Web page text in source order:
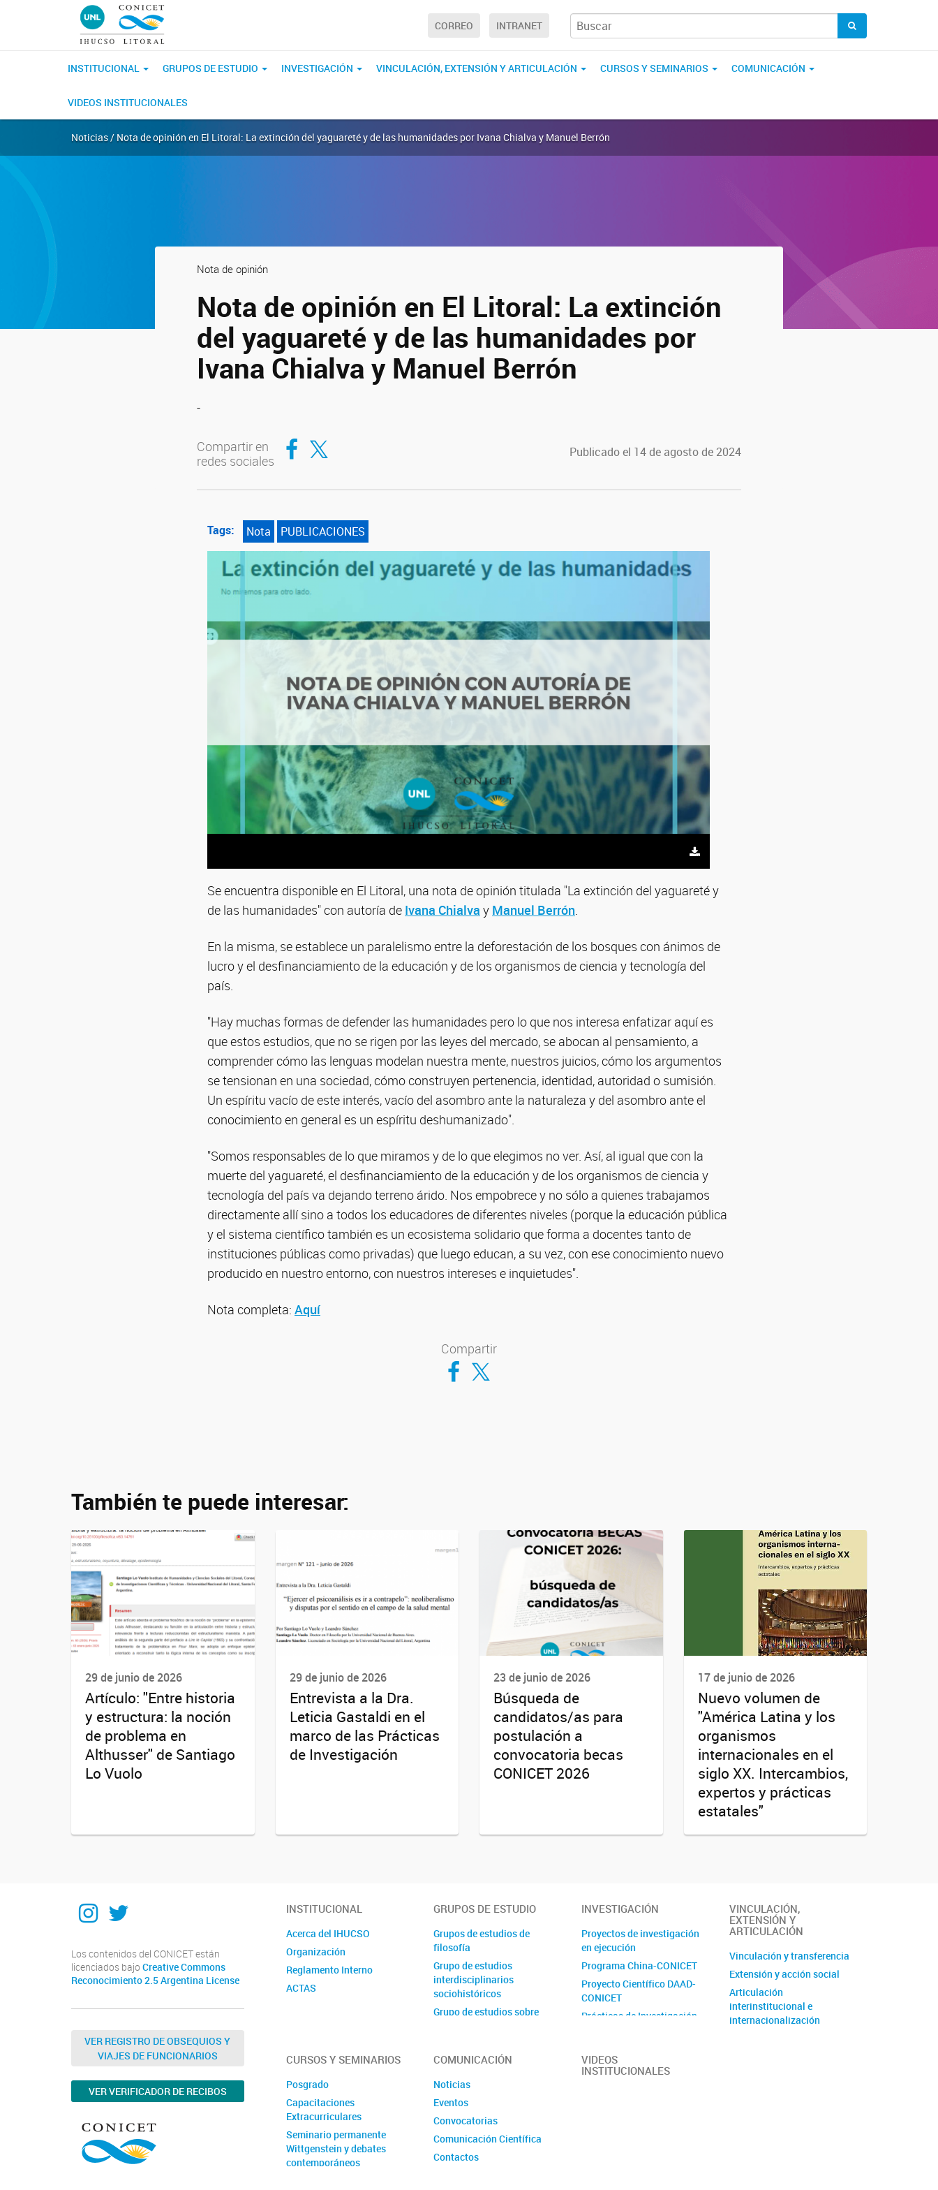
CORREO INTRANET
INSTITUCIONAL GRUPOS DE ESTUDIO INVESTIGACIÓN VINCULACIÓN, EXTENSIÓN Y ARTICULACIÓN CURSOS Y SEMINARIOS COMUNICACIÓN
VIDEOS INSTITUCIONALES
Noticias / Nota de opinión en El Litoral: La extinción del yaguareté y de las humanidades por Ivana Chialva y Manuel Berrón
Nota de opinión
Nota de opinión en El Litoral: La extinción
del yaguareté y de las humanidades por
Ivana Chialva y Manuel Berrón
-
Compartir en
redes sociales
Compartir en Facebook
Compartir en Twitter Publicado el 14 de agosto de 2024
Tags: Nota PUBLICACIONES
Se encuentra disponible en El Litoral, una nota de opinión titulada "La extinción del yaguareté y
de las humanidades" con autoría de Ivana Chialva y Manuel Berrón.
En la misma, se establece un paralelismo entre la deforestación de los bosques con ánimos de
lucro y el desfinanciamiento de la educación y de los organismos de ciencia y tecnología del
país.
"Hay muchas formas de defender las humanidades pero lo que nos interesa enfatizar aquí es
que estos estudios, que no se rigen por las leyes del mercado, se abocan al pensamiento, a
comprender cómo las lenguas modelan nuestra mente, nuestros juicios, cómo los argumentos
se tensionan en una sociedad, cómo construyen pertenencia, identidad, autoridad o sumisión.
Un espíritu vacío de este interés, vacío del asombro ante la naturaleza y del asombro ante el
conocimiento en general es un espíritu deshumanizado".
"Somos responsables de lo que miramos y de lo que elegimos no ver. Así, al igual que con la
muerte del yaguareté, el desfinanciamiento de la educación y de los organismos de ciencia y
tecnología del país va dejando terreno árido. Nos empobrece y no sólo a quienes trabajamos
directamente allí sino a todos los educadores de diferentes niveles (porque la educación pública
y el sistema científico también es un ecosistema solidario que forma a docentes tanto de
instituciones públicas como privadas) que luego educan, a su vez, con ese conocimiento nuevo
producido en nuestro entorno, con nuestros intereses e inquietudes".
Nota completa: Aquí
Compartir
Compartir en Facebook
Compartir en Twitter
También te puede interesar:
29 de junio de 2026
Artículo: "Entre historia
y estructura: la noción
de problema en
Althusser" de Santiago
Lo Vuolo
29 de junio de 2026
Entrevista a la Dra.
Leticia Gastaldi en el
marco de las Prácticas
de Investigación
23 de junio de 2026
Búsqueda de
candidatos/as para
postulación a
convocatoria becas
CONICET 2026
17 de junio de 2026
Nuevo volumen de
"América Latina y los
organismos
internacionales en el
siglo XX. Intercambios,
expertos y prácticas
estatales"
Instagram
Twitter
Los contenidos del CONICET están
licenciados bajo Creative Commons
Reconocimiento 2.5 Argentina License
VER REGISTRO DE OBSEQUIOS Y
VIAJES DE FUNCIONARIOS
VER VERIFICADOR DE RECIBOS
INSTITUCIONAL
Acerca del IHUCSO
Organización
Reglamento Interno
ACTAS
GRUPOS DE ESTUDIO
Grupos de estudios de
filosofía
Grupo de estudios
interdisciplinarios
sociohistóricos
Grupo de estudios sobre
estado, espacio y desarrollo
género, trabajo e innovación
Grupo de estudios sobre
institucionalización,
internacionalización y
INVESTIGACIÓN
Proyectos de investigación
en ejecución
Programa China-CONICET
Proyecto Científico DAAD-
CONICET
Prácticas de Investigación
VINCULACIÓN,
EXTENSIÓN Y
ARTICULACIÓN
Vinculación y transferencia
Extensión y acción social
Articulación
interinstitucional e
internacionalización
CURSOS Y SEMINARIOS
Posgrado
Capacitaciones
Extracurriculares
Seminario permanente
Wittgenstein y debates
contemporáneos
COMUNICACIÓN
Noticias
Eventos
Convocatorias
Comunicación Científica
Contactos
VIDEOS
INSTITUCIONALES